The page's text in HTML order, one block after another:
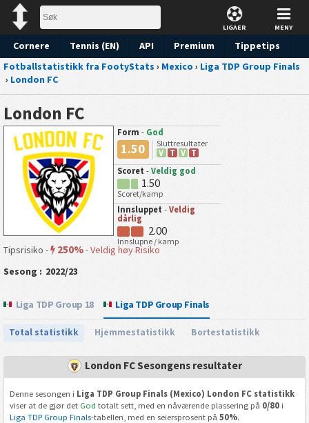
LIGAER MENY
Cornere Tennis (EN) API Premium
Tippetips
Fotballstatistikk fra FootyStats › Mexico › Liga TDP Group Finals
› London FC
London FC
Form - God
1.50
Sluttresultater
V
T V T
Scoret - Veldig god
1.50
Scoret/kamp
Innsluppet - Veldig
dårlig
2.00
Innslupne / kamp
Tipsrisiko - 250%-Veldig høy Risiko
Sesong : 2022/23
Liga TDP Group 18 Liga TDP Group Finals
Total statistikk Hjemmestatistikk Bortestatistikk
London FC Sesongens resultater
Denne sesongen i Liga TDP Group Finals (Mexico) London FC statistikk
viser at de gjør det God totalt sett, med en nåværende plassering på 0/80i
Liga TDP Group Finals-tabellen, med en seiersprosent på 50%.